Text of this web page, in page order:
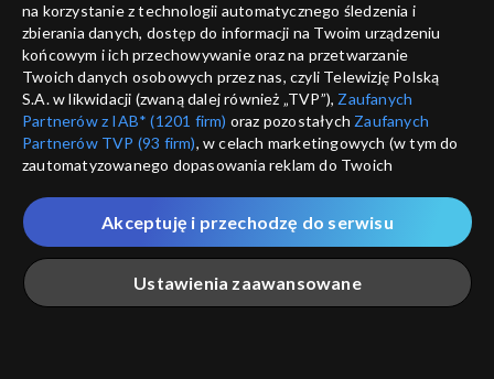
Wybierz
Odcinki
Rekomendowane dla Ciebie
na korzystanie z technologii automatycznego śledzenia i
zbierania danych, dostęp do informacji na Twoim urządzeniu
końcowym i ich przechowywanie oraz na przetwarzanie
Twoich danych osobowych przez nas, czyli Telewizję Polską
S.A. w likwidacji (zwaną dalej również „TVP”), Zaufanych
Partnerów z IAB* (1201 firm) oraz pozostałych Zaufanych
Partnerów TVP (93 firm), w celach marketingowych (w tym do
zautomatyzowanego dopasowania reklam do Twoich
które wskazujemy poniżej, a także zgody na udostępnianie
przez nas identyfikatora PPID do Google.
Twoje dane osobowe zbierane podczas odwiedzania przez
Ciebie naszych
poszczególnych serwisówzwanych dalej
„Portalem”, w tym informacje zapisywane za pomocą
Ustawienia zaawansowane
Akceptuję i przechodzę do serwisu